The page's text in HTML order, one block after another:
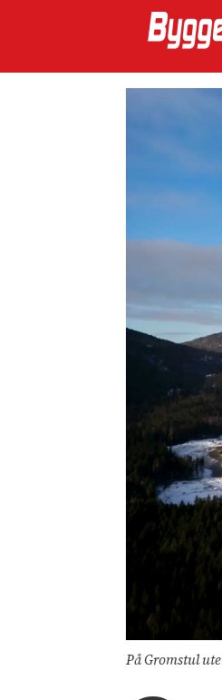
På Gromstul